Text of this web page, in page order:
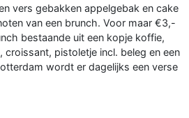
vers gebakken appelgebak en cake
van een brunch. Voor maar €3,-
bestaande uit een kopje koffie,
croissant, pistoletje incl. beleg en een
wordt er dagelijks een verse